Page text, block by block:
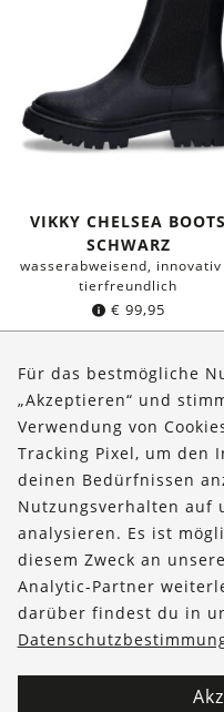
VIKKY CHELSEA BOOTS
SCHWARZ
wasserabweisend, innovativ
tierfreundlich
€ 99,95
Über uns
Bestellungen
Kontakt & Hilfe
Für das bestmögliche
„Akzeptieren“ und
Verwendung von
Tracking Pixel, um den
deinen Bedürfnissen
Nutzungsverhalten auf
analysieren. Es ist
diesem Zweck an
Analytic-Partner
darüber findest du in